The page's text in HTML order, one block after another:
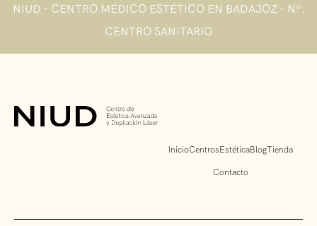
NIUD · CENTRO MÉDICO ESTÉTICO EN BADAJOZ · Nº.
CENTRO SANITARIO
InicioCentrosEstéticaBlogTienda
Contacto